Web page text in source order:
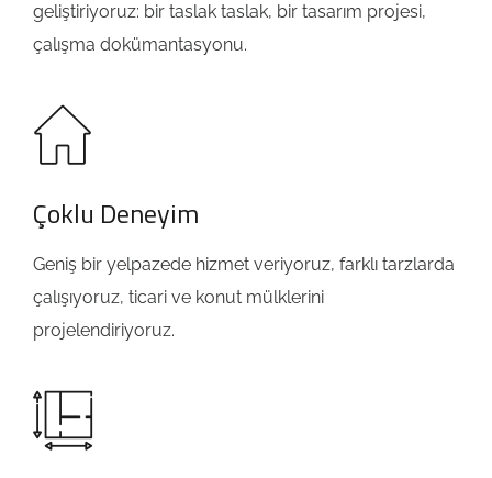
geliştiriyoruz: bir taslak taslak, bir tasarım projesi,
çalışma dokümantasyonu.
Çoklu Deneyim
Geniş bir yelpazede hizmet veriyoruz, farklı tarzlarda
çalışıyoruz, ticari ve konut mülklerini
projelendiriyoruz.